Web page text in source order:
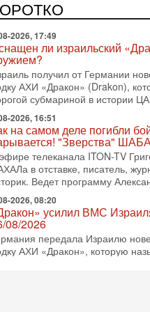
политический альянс?
раскладом сил,
2026, 17:49
ли израильский
получил от Германии
АХИ «Дракон» (Drakon),
субмариной в истории
2026, 16:51
на самом деле погибли
"Зверства"
телеканала ITON-TV
в отставке, писатель,
Ведет программу
2026, 08:20
усилил ВМС
08/2026
передала Израилю
АХИ «Дракон», которую